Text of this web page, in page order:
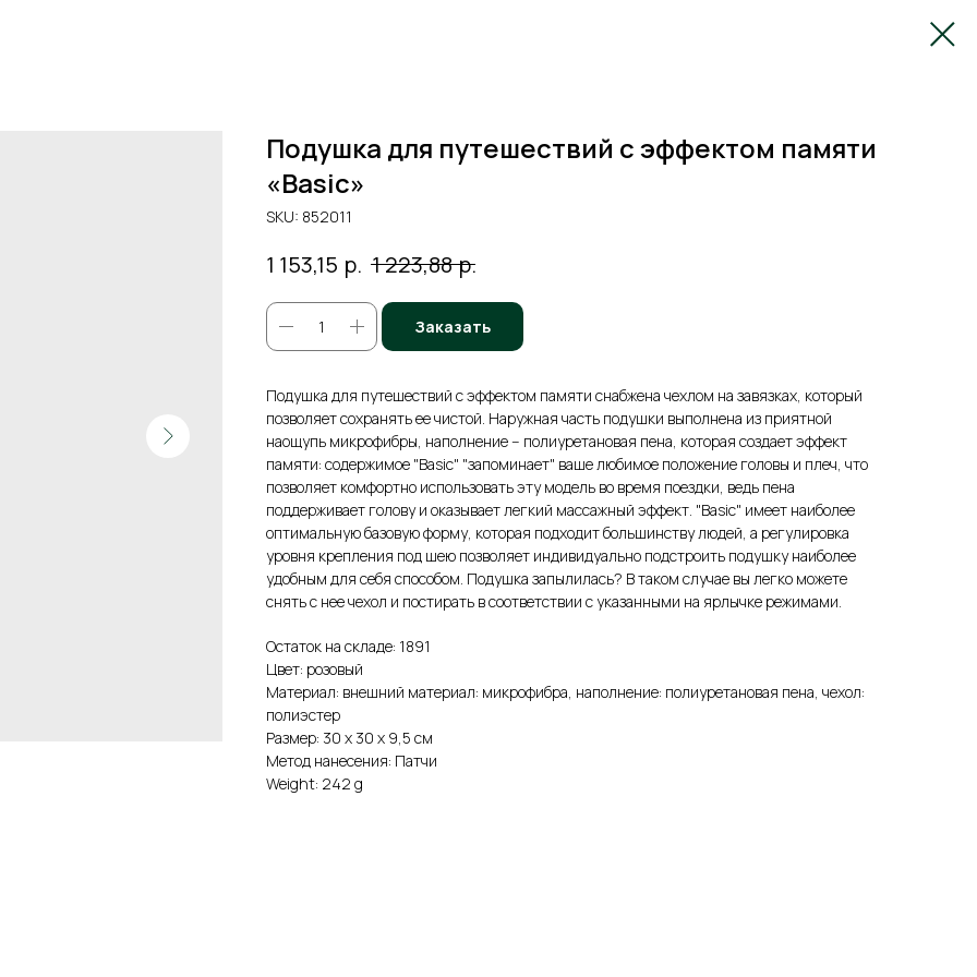
Подушка для путешествий с эффектом памяти
«Basic»
SKU: 852011
1 153,15 р. 1 223,88 р.
Заказать
Подушка для путешествий с эффектом памяти снабжена чехлом на завязках, который
позволяет сохранять ее чистой. Наружная часть подушки выполнена из приятной
наощупь микрофибры, наполнение -- полиуретановая пена, которая создает эффект
памяти: содержимое "Basic" "запоминает" ваше любимое положение головы и плеч, что
позволяет комфортно использовать эту модель во время поездки, ведь пена
поддерживает голову и оказывает легкий массажный эффект. "Basic" имеет наиболее
оптимальную базовую форму, которая подходит большинству людей, а регулировка
уровня крепления под шею позволяет индивидуально подстроить подушку наиболее
удобным для себя способом. Подушка запылилась? В таком случае вы легко можете
снять с нее чехол и постирать в соответствии с указанными на ярлычке режимами.
Остаток на складе: 1891
Цвет: розовый
Материал: внешний материал: микрофибра, наполнение: полиуретановая пена, чехол:
полиэстер
Размер: 30 х 30 х 9,5 см
Метод нанесения: Патчи
Weight: 242 g